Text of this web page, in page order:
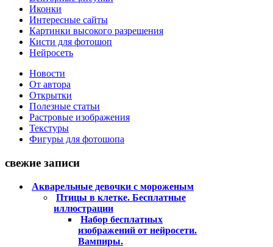
Иконки
Интересные сайты
Картинки высокого разрешения
Кисти для фотошоп
Нейросеть
Новости
От автора
Открытки
Полезные статьи
Растровые изображения
Текстуры
Фигуры для фотошопа
свежие записи
Акварельные девочки с мороженым
Птицы в клетке. Бесплатные
иллюстрации
Набор бесплатных
изображений от нейросети.
Вампиры.